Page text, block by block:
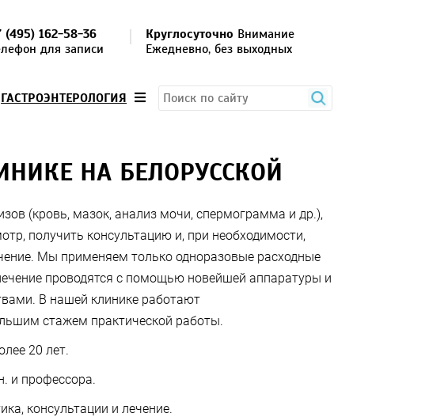
(495) 162-58-36
для записи
Круглосуточно Внимание
Ежедневно, без выходных
ГАСТРОЭНТЕРОЛОГИЯ
НА БЕЛОРУССКОЙ
(кровь, мазок, анализ мочи, спермограмма и др.),
получить консультацию и, при необходимости,
Мы применяем только одноразовые расходные
проводятся с помощью новейшей аппаратуры и
В нашей клинике работают
стажем практической работы.
20 лет.
и профессора.
консультации и лечение.